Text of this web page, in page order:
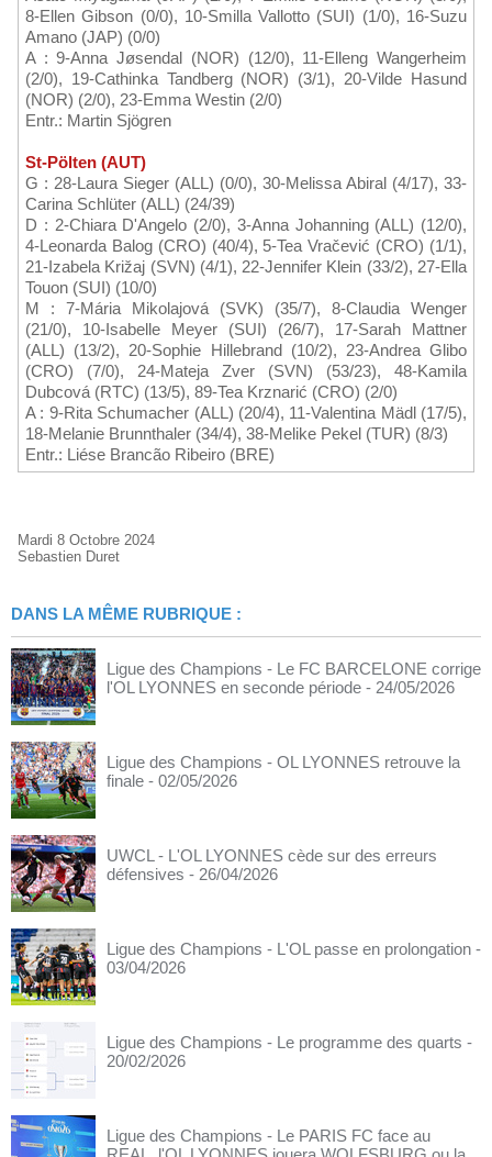
8-Ellen Gibson (0/0), 10-Smilla Vallotto (SUI) (1/0), 16-Suzu
Amano (JAP) (0/0)
A : 9-Anna Jøsendal (NOR) (12/0), 11-Elleng Wangerheim
(2/0), 19-Cathinka Tandberg (NOR) (3/1), 20-Vilde Hasund
(NOR) (2/0), 23-Emma Westin (2/0)
Entr.: Martin Sjögren
St-Pölten (AUT)
G : 28-Laura Sieger (ALL) (0/0), 30-Melissa Abiral (4/17), 33-
Carina Schlüter (ALL) (24/39)
D : 2-Chiara D'Angelo (2/0), 3-Anna Johanning (ALL) (12/0),
4-Leonarda Balog (CRO) (40/4), 5-Tea Vračević (CRO) (1/1),
21-Izabela Križaj (SVN) (4/1), 22-Jennifer Klein (33/2), 27-Ella
Touon (SUI) (10/0)
M : 7-Mária Mikolajová (SVK) (35/7), 8-Claudia Wenger
(21/0), 10-Isabelle Meyer (SUI) (26/7), 17-Sarah Mattner
(ALL) (13/2), 20-Sophie Hillebrand (10/2), 23-Andrea Glibo
(CRO) (7/0), 24-Mateja Zver (SVN) (53/23), 48-Kamila
Dubcová (RTC) (13/5), 89-Tea Krznarić (CRO) (2/0)
A : 9-Rita Schumacher (ALL) (20/4), 11-Valentina Mädl (17/5),
18-Melanie Brunnthaler (34/4), 38-Melike Pekel (TUR) (8/3)
Entr.: Liése Brancão Ribeiro (BRE)
Mardi 8 Octobre 2024
Sebastien Duret
DANS LA MÊME RUBRIQUE :
Ligue des Champions - Le FC BARCELONE corrige
l'OL LYONNES en seconde période - 24/05/2026
Ligue des Champions - OL LYONNES retrouve la
finale - 02/05/2026
UWCL - L'OL LYONNES cède sur des erreurs
défensives - 26/04/2026
Ligue des Champions - L'OL passe en prolongation -
03/04/2026
Ligue des Champions - Le programme des quarts -
20/02/2026
Ligue des Champions - Le PARIS FC face au